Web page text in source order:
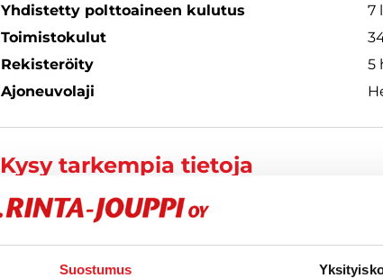
Suostumus
Yhdistetty polttoaineen kulutus
7
Toimistokulut
Rekisteröity
5
Ajoneuvolaji
Kysy tarkempia tietoja
Jahesh Amiri
Automyyjä